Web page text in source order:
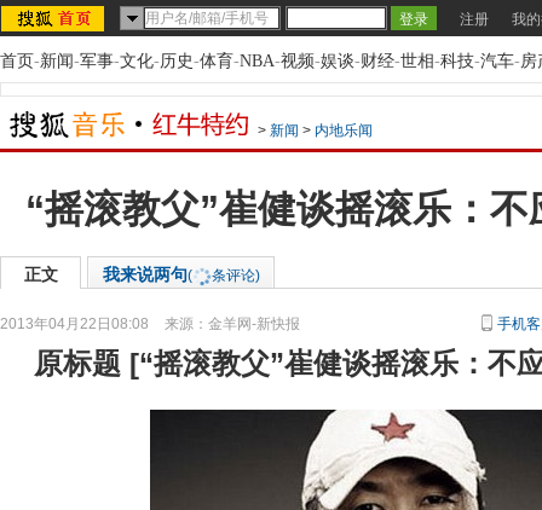
注册 我
首页-新闻-军事-文化-历史-体育-NBA-视频-娱谈-财经-世相-科技-汽车-房
> 新闻 > 内地乐闻
“摇滚教父”崔健谈摇滚乐：
正文 我来说两句( 条评论)
2013年04月22日08:08 来源： 金羊网-新快报 手机
原标题 [“摇滚教父”崔健谈摇滚乐：不